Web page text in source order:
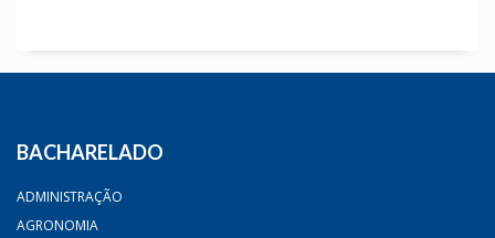
BACHARELADO
ADMINISTRAÇÃO
AGRONOMIA